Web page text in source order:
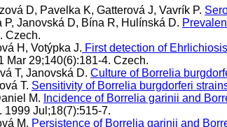
D, Pavelka K, Gatterová J, Vavrík P.
P, Janovská D, Bína R, Hulínská D.
Czech.
H, Votýpka J. First detection of
Mar 29;140(6):181-4. Czech.
T, Janovská D. Culture of Borrelia
T. Sensitivity of Borrelia burgdorferi
M. Incidence of Borrelia garinii and
1999 Jul;18(7):515-7.
M. Persistence of Borrelia garinii and